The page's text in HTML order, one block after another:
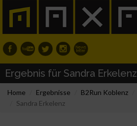
Ergebnis für Sandra Erkelenz
Home Ergebnisse B2Run Koblenz
Sandra Erkelenz